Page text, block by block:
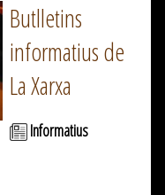
Butlletins
informatius de
La Xarxa
Informatius